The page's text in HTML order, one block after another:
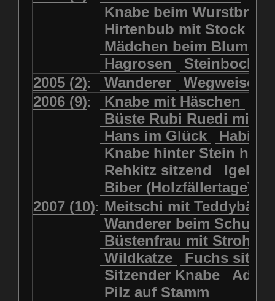
Mädchen beim Blumenpflücken
Mädchen in Regenjacke
Mädchen in Regenjacke und
Mädchen mit Regenmolch
Mädchen mit Schmetterling
Mätti Grossmann-Michel
Meitschi (Rundweg)
Meitschi mit Teddybär
Pilzfraueli Risetenmandli
Sitzender Knabe Tengeler
Wanderer
Wanderer beim Schuhbinden
Wegweiser Wilde Hilde
Wildhüter Wurzelkind
Luchs schreitend
Luchs sitzend Murmeltier
Murmeltiere Rehbockkopf
Rehkitz Rehkitz sitzend
Salamader Schmetterling
Schmetterlinge Schnecke
Schwarznasenschaf
Schwarznasenschaf mit Kalb
Steinbock
Steinbock Steinmarder
Uhu Uhu mit Jungen
Waschbär Wildkatze
Wolf Ziegenkopf
Knabe beim
Hirtenbub mit Stock
Mädchen beim
Hagrosen
Steinbock
2005 (2): Wanderer
Wegweiser
2006 (9): Knabe mit Häschen
Büste Rubi Ruedi mit
Hans im Glück
Knabe hinter Stein
Rehkitz sitzend
Igel
Biber (Holzfällertage)
2007 (10): Meitschi mit Teddybär
Wanderer beim
Büstenfrau mit Strohut
Wildkatze
Fuchs
Sitzender Knabe
Adler
Pilz auf Stamm